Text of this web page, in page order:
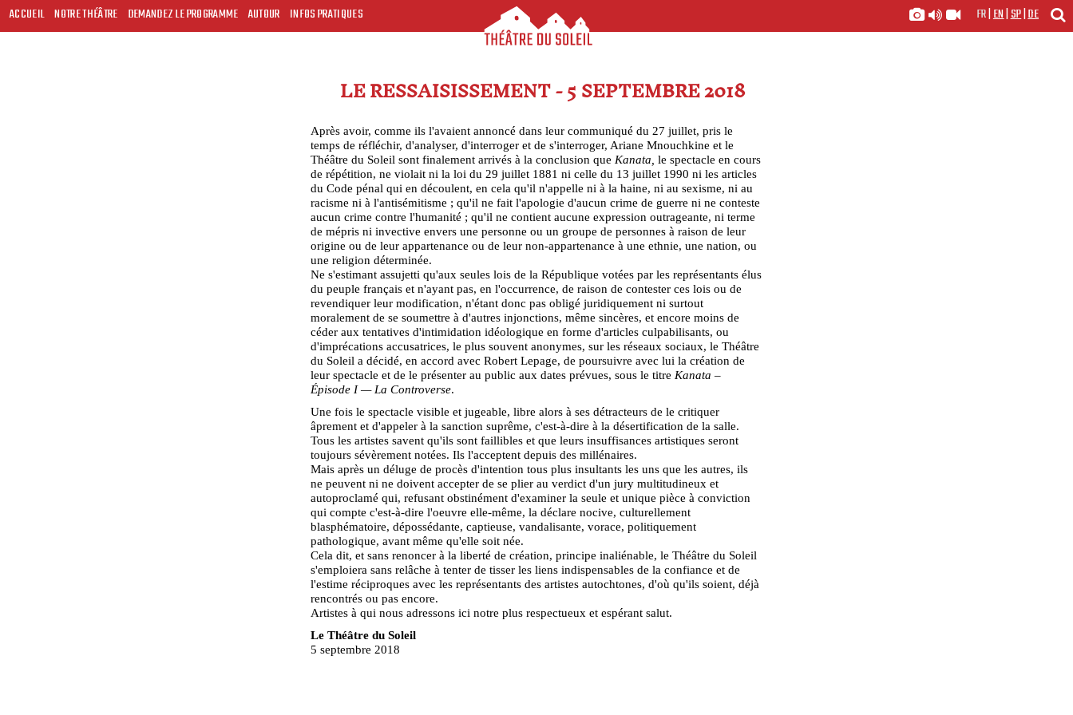
ACCUEIL NOTRE THÉÂTRE DEMANDEZ LE PROGRAMME AUTOUR INFOS PRATIQUES FR|EN|SP|DE
LE RESSAISISSEMENT - 5 SEPTEMBRE 2018
Après avoir, comme ils l'avaient annoncé dans leur communiqué du 27 juillet, pris le
temps de réfléchir, d'analyser, d'interroger et de s'interroger, Ariane Mnouchkine et le
Théâtre du Soleil sont finalement arrivés à la conclusion que Kanata, le spectacle en cours
de répétition, ne violait ni la loi du 29 juillet 1881 ni celle du 13 juillet 1990 ni les articles
du Code pénal qui en découlent, en cela qu'il n'appelle ni à la haine, ni au sexisme, ni au
racisme ni à l'antisémitisme ; qu'il ne fait l'apologie d'aucun crime de guerre ni ne conteste
aucun crime contre l'humanité ; qu'il ne contient aucune expression outrageante, ni terme
de mépris ni invective envers une personne ou un groupe de personnes à raison de leur
origine ou de leur appartenance ou de leur non-appartenance à une ethnie, une nation, ou
une religion déterminée.
Ne s'estimant assujetti qu'aux seules lois de la République votées par les représentants élus
du peuple français et n'ayant pas, en l'occurrence, de raison de contester ces lois ou de
revendiquer leur modification, n'étant donc pas obligé juridiquement ni surtout
moralement de se soumettre à d'autres injonctions, même sincères, et encore moins de
céder aux tentatives d'intimidation idéologique en forme d'articles culpabilisants, ou
d'imprécations accusatrices, le plus souvent anonymes, sur les réseaux sociaux, le Théâtre
du Soleil a décidé, en accord avec Robert Lepage, de poursuivre avec lui la création de
leur spectacle et de le présenter au public aux dates prévues, sous le titre Kanata –
Épisode I — La Controverse.
Une fois le spectacle visible et jugeable, libre alors à ses détracteurs de le critiquer
âprement et d'appeler à la sanction suprême, c'est-à-dire à la désertification de la salle.
Tous les artistes savent qu'ils sont faillibles et que leurs insuffisances artistiques seront
toujours sévèrement notées. Ils l'acceptent depuis des millénaires.
Mais après un déluge de procès d'intention tous plus insultants les uns que les autres, ils
ne peuvent ni ne doivent accepter de se plier au verdict d'un jury multitudineux et
autoproclamé qui, refusant obstinément d'examiner la seule et unique pièce à conviction
qui compte c'est-à-dire l'oeuvre elle-même, la déclare nocive, culturellement
blasphématoire, dépossédante, captieuse, vandalisante, vorace, politiquement
pathologique, avant même qu'elle soit née.
Cela dit, et sans renoncer à la liberté de création, principe inaliénable, le Théâtre du Soleil
s'emploiera sans relâche à tenter de tisser les liens indispensables de la confiance et de
l'estime réciproques avec les représentants des artistes autochtones, d'où qu'ils soient, déjà
rencontrés ou pas encore.
Artistes à qui nous adressons ici notre plus respectueux et espérant salut.
Le Théâtre du Soleil
5 septembre 2018